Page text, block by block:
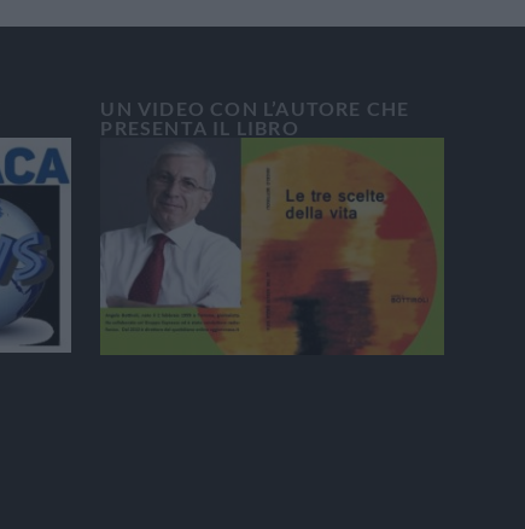
UN VIDEO CON L’AUTORE CHE
PRESENTA IL LIBRO